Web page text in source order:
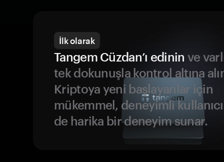
İlk olarak
Tangem Cüzdan’ı edinin ve
tek dokunuşla kontrol altına
Kriptoya yeni başlayanlar için
mükemmel, deneyimli
de harika bir deneyim sunar.